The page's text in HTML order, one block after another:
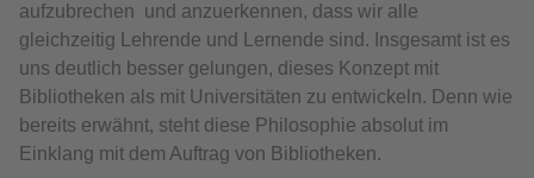
aufzubrechen und anzuerkennen, dass wir alle
gleichzeitig Lehrende und Lernende sind. Insgesamt ist es
uns deutlich besser gelungen, dieses Konzept mit
Bibliotheken als mit Universitäten zu entwickeln. Denn wie
bereits erwähnt, steht diese Philosophie absolut im
Einklang mit dem Auftrag von Bibliotheken.